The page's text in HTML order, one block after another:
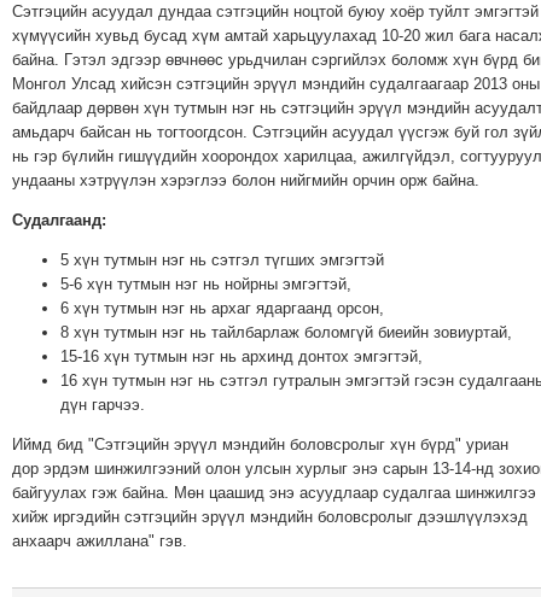
ЭРГЭН
ТОЙРОНД
"ЖИ
ТАЙМ"ЫН
ЭРГЭН
ДЭЛБЭРСЭН
ОСЛЫН
ТОЙРОНД
ТӨВСИЙН
ТОДОТГОЛЫН
ТОЙРОНД
ЕРӨНХИЙЛӨГЧИЙН
СОНГУУЛИЙН
ЭРГЭН
Сэтгэцийн асуудал дундаа сэтгэцийн ноцтой буюу хоёр туйлт эмгэгтэй
хүмүүсийн хувьд бусад хүм амтай харьцуулахад 10-20 жил бага
байна. Гэтэл эдгээр өвчнөөс урьдчилан сэргийлэх боломж хүн бүрд
Монгол Улсад хийсэн сэтгэцийн эрүүл мэндийн судалгаагаар 2013 оны
байдлаар дөрвөн хүн тутмын нэг нь сэтгэцийн эрүүл мэндийн
амьдарч байсан нь тогтоогдсон. Сэтгэцийн асуудал үүсгэж буй гол
нь гэр бүлийн гишүүдийн хоорондох харилцаа, ажилгүйдэл,
ундааны хэтрүүлэн хэрэглээ болон нийгмийн орчин орж байна.
Судалгаанд:
5 хүн тутмын нэг нь сэтгэл түгших эмгэгтэй
5-6 хүн тутмын нэг нь нойрны эмгэгтэй,
6 хүн тутмын нэг нь архаг ядаргаанд орсон,
8 хүн тутмын нэг нь тайлбарлаж боломгүй биеийн зовиуртай,
15-16 хүн тутмын нэг нь архинд донтох эмгэгтэй,
16 хүн тутмын нэг нь сэтгэл гутралын эмгэгтэй гэсэн
дүн гарчээ.
Иймд бид "Сэтгэцийн эрүүл мэндийн боловсролыг хүн бүрд" уриан
дор эрдэм шинжилгээний олон улсын хурлыг энэ сарын 13-14-нд
байгуулах гэж байна. Мөн цаашид энэ асуудлаар судалгаа шинжилгээ
хийж иргэдийн сэтгэцийн эрүүл мэндийн боловсролыг дээшлүүлэхэд
анхаарч ажиллана" гэв.